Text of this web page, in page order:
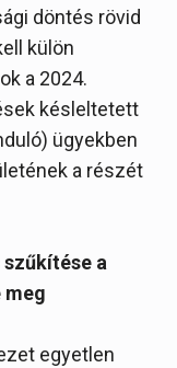
döntés rövid
külön
a 2024.
késleltetett
ügyekben
a részét
a
meg
egyetlen